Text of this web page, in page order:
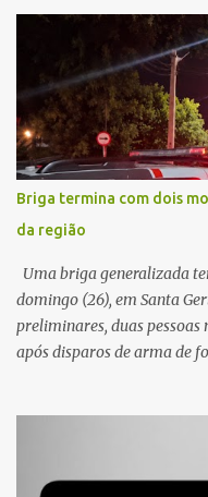
Briga termina com dois
da região
Uma briga generalizada
domingo (26), em Santa
preliminares, duas
após disparos de arma de
diversos disparos. Duas